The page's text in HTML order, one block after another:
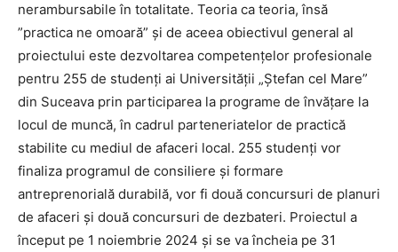
nerambursabile în totalitate. Teoria ca teoria, însă
”practica ne omoară” și de aceea obiectivul general al
proiectului este dezvoltarea competențelor profesionale
pentru 255 de studenți ai Universității „Ștefan cel Mare”
din Suceava prin participarea la programe de învățare la
locul de muncă, în cadrul parteneriatelor de practică
stabilite cu mediul de afaceri local. 255 studenți vor
finaliza programul de consiliere și formare
antreprenorială durabilă, vor fi două concursuri de planuri
de afaceri și două concursuri de dezbateri. Proiectul a
început pe 1 noiembrie 2024 și se va încheia pe 31